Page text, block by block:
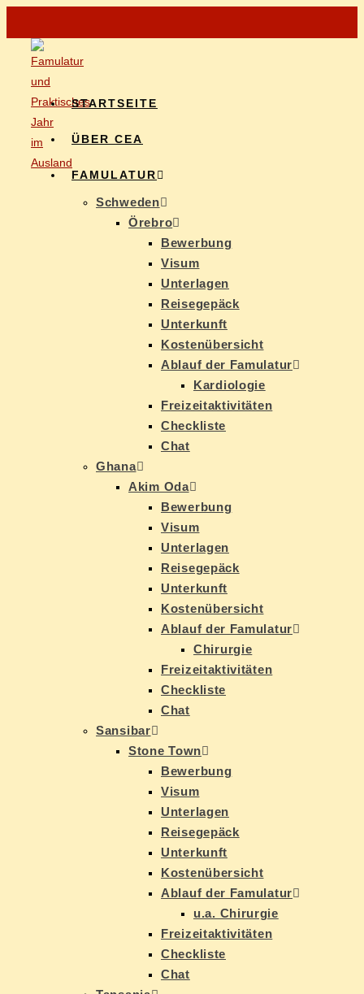
START­SEI­TE
ÜBER CEA
FAMU­LA­TUR
Schwe­den
Öre­b­ro
Be­wer­bung
Vi­sum
Un­ter­la­gen
Rei­se­ge­päck
Un­ter­kunft
Kos­ten­über­sicht
Ab­lauf der Famulatur
Kar­dio­lo­gie
Frei­zeit­ak­ti­vi­tä­ten
Check­lis­te
Chat
Gha­na
Akim Oda
Be­wer­bung
Vi­sum
Un­ter­la­gen
Rei­se­ge­päck
Un­ter­kunft
Kos­ten­über­sicht
Ab­lauf der Famulatur
Chir­ur­gie
Frei­zeit­ak­ti­vi­tä­ten
Check­lis­te
Chat
San­si­bar
Stone Town
Be­wer­bung
Vi­sum
Un­ter­la­gen
Rei­se­ge­päck
Un­ter­kunft
Kos­ten­über­sicht
Ab­lauf der Famulatur
u.a. Chir­ur­gie
Frei­zeit­ak­ti­vi­tä­ten
Check­lis­te
Chat